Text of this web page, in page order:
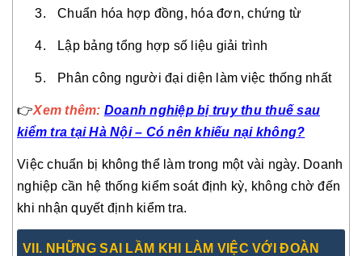
Chuẩn hóa hợp đồng, hóa đơn, chứng từ
Lập bảng tổng hợp số liệu giải trình
Phân công người đại diện làm việc thống nhất
👉Xem thêm: Doanh nghiệp bị truy thu thuế sau
kiểm tra tại Hà Nội – Có nên khiếu nại không?
Việc chuẩn bị không thể làm trong một vài ngày. Doanh
nghiệp cần hệ thống kiểm soát định kỳ, không chờ đến
khi nhận quyết định kiểm tra.
VII . NHỮNG SAI LẦM KHI LÀM VIỆC VỚI ĐOÀN